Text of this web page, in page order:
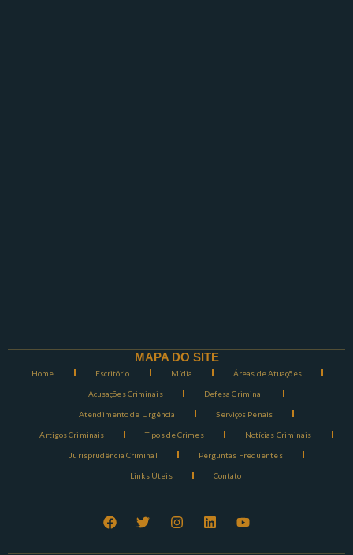
MAPA DO SITE
Home Escritório Mídia Áreas de Atuações
Acusações Criminais Defesa Criminal
Atendimento de Urgência Serviços Penais
Artigos Criminais Tipos de Crimes Notícias Criminais
Jurisprudência Criminal Perguntas Frequentes
Links Úteis Contato